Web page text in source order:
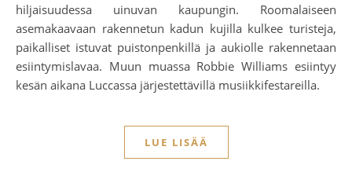
hiljaisuudessa uinuvan kaupungin. Roomalaiseen
asemakaavaan rakennetun kadun kujilla kulkee turisteja,
paikalliset istuvat puistonpenkillä ja aukiolle rakennetaan
esiintymislavaa. Muun muassa Robbie Williams esiintyy
kesän aikana Luccassa järjestettävillä musiikkifestareilla.
LUE LISÄÄ